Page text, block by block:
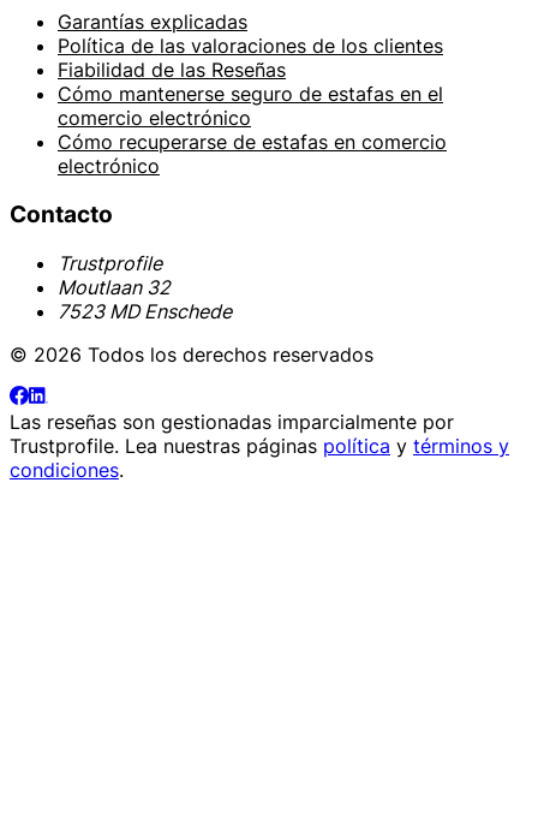
Garantías explicadas
Política de las valoraciones de los clientes
Fiabilidad de las Reseñas
Cómo mantenerse seguro de estafas en el
comercio electrónico
Cómo recuperarse de estafas en comercio
electrónico
Contacto
Trustprofile
Moutlaan 32
7523 MD Enschede
© 2026 Todos los derechos reservados
Las reseñas son gestionadas imparcialmente por
Trustprofile. Lea nuestras páginas política y términos y
condiciones.